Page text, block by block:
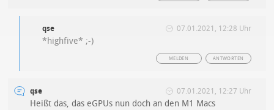
qse 07.01.2021, 12:28 Uhr
*highfive* ;-)
ANTWORTEN
MELDEN
qse 07.01.2021, 12:27 Uhr
Heißt das, das eGPUs nun doch an den M1 Macs